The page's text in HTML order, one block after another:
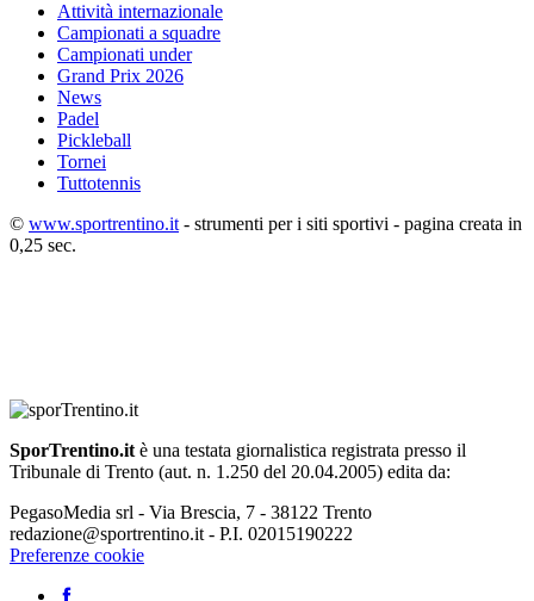
Attività internazionale
Campionati a squadre
Campionati under
Grand Prix 2026
News
Padel
Pickleball
Tornei
Tuttotennis
© www.sportrentino.it- strumenti per i siti sportivi - pagina creata in
0,25 sec.
SporTrentino.itè una testata giornalistica registrata presso il
Tribunale di Trento (aut. n. 1.250 del 20.04.2005) edita da:
PegasoMedia srl - Via Brescia, 7 - 38122 Trento
redazione@sportrentino.it - P.I. 02015190222
Preferenze cookie